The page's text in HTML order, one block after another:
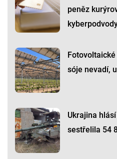
peněz
sóje nevadí,
Ukrajina
sestřelila 54